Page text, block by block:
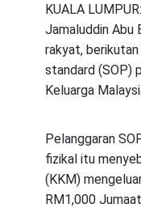
KUALA
Jamaluddin Abu
rakyat,
standard (SOP)
Keluarga
Pelanggaran
fizikal itu
(KKM)
RM1,000